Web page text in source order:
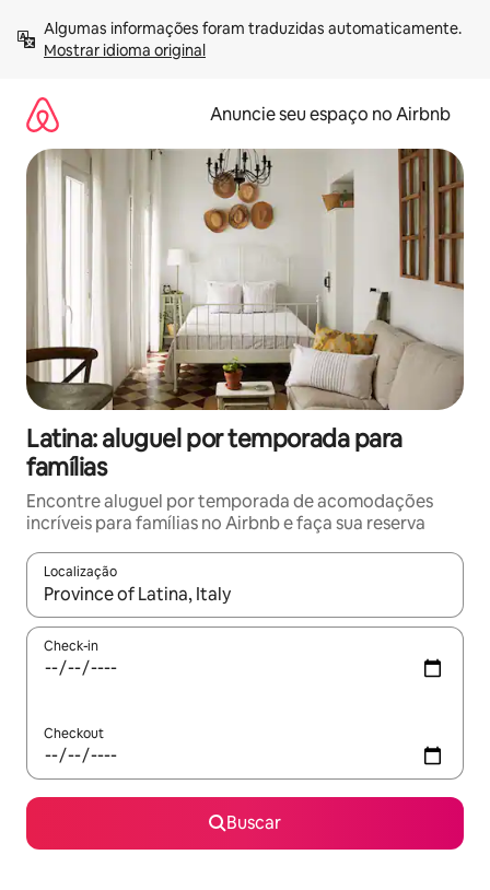
para
Mostrar idioma original
Anuncie seu espaço no Airbnb
Latina: aluguel por temporada para
famílias
Encontre aluguel por temporada de acomodações
incríveis para famílias no Airbnb e faça sua reserva
Localização
Quando os resultados estiverem disponíveis, explore-os
Check-in
Checkout
Buscar